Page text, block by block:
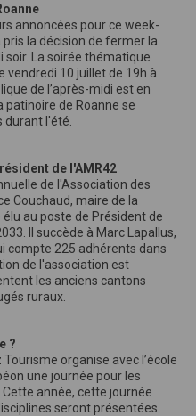
annoncées pour ce week-
la décision de fermer la
La soirée thématique
vendredi 10 juillet de 19h à
de l’après-midi est en
patinoire de Roanne se
l'été.
de l'AMR42
de l'Association des
Couchaud, maire de la
au poste de Président de
Il succède à Marc Lapallus,
compte 225 adhérents dans
de l'association est
les anciens cantons
ruraux.
?
organise avec l’école
une journée pour les
année, cette journée
seront présentées